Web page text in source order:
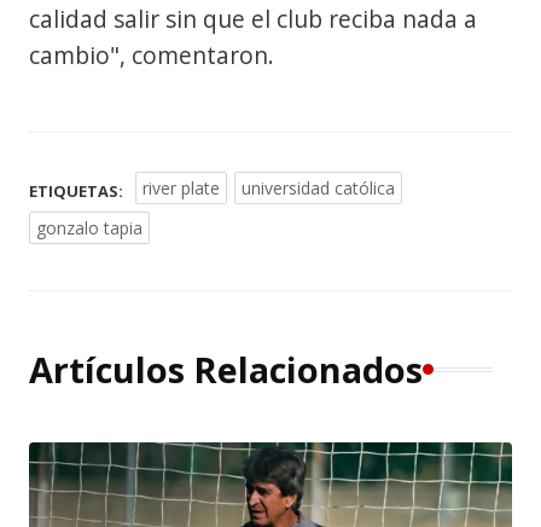
calidad salir sin que el club reciba nada a
cambio", comentaron.
ETIQUETAS: river plate
universidad católica
gonzalo tapia
Artículos Relacionados